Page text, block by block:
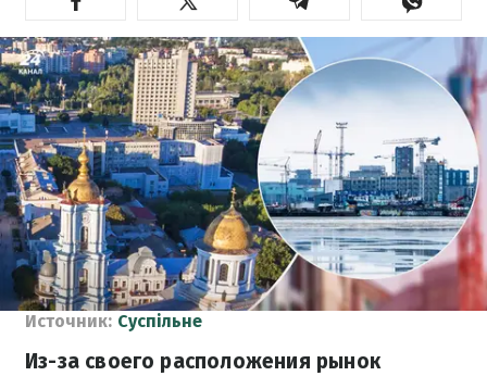
Источник: Суспільне
Из-за своего расположения рынок